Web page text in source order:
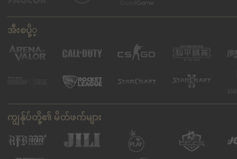
အီးစပို့့
ကျွန်ုပ်တို့၏ မိတ်ဖက်များ